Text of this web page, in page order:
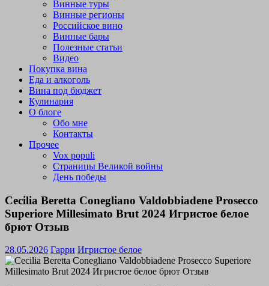
Винные туры
Винные регионы
Российское вино
Винные бары
Полезные статьи
Видео
Покупка вина
Еда и алкоголь
Вина под бюджет
Кулинария
О блоге
Обо мне
Контакты
Прочее
Vox populi
Страницы Великой войны
День победы
Cecilia Beretta Conegliano Valdobbiadene Prosecco
Superiore Millesimato Brut 2024 Игристое белое
брют Отзыв
28.05.2026 Гарри Игристое белое